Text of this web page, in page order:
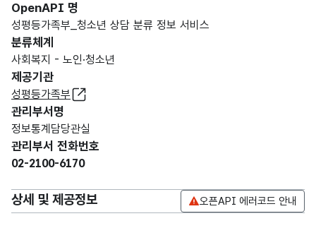
OpenAPI 명
성평등가족부_청소년 상담 분류 정보 서비스
분류체계
사회복지 - 노인·청소년
제공기관
성평등가족부
관리부서명
정보통계담당관실
관리부서 전화번호
02-2100-6170
상세 및 제공정보 오픈API 에러코드 안내